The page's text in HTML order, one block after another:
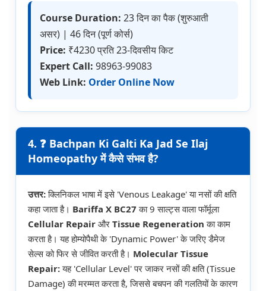
Course Duration: 23 दिन का पैक (शुरुआती
असर) | 46 दिन (पूर्ण कोर्स)
Price: ₹4230 प्रति 23-दिवसीय किट
Expert Call: 98963-99083
Web Link: Order Online Now
4. ❓ Bachpan Ki Galti Ka Jad Se Ilaj
Homeopathy में कैसे संभव है?
उत्तर:क्लिनिकल भाषा में इसे 'Venous Leakage' या नसों की क्षति
कहा जाता है। Bariffa X BC27 का 9 साल्ट्स वाला फॉर्मूला
Cellular Repair और Tissue Regeneration का काम
करता है। यह होम्योपैथी के 'Dynamic Power' के जरिए डैमेज
सेल्स को फिर से जीवित करती है। Molecular Tissue
Repair:यह 'Cellular Level' पर जाकर नसों की क्षति (Tissue
Damage) की मरम्मत करता है, जिससे बचपन की गलतियों के कारण